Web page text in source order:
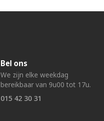
Bel ons
We zijn elke weekdag
bereikbaar van 9u00 tot 17u.
015 42 30 31